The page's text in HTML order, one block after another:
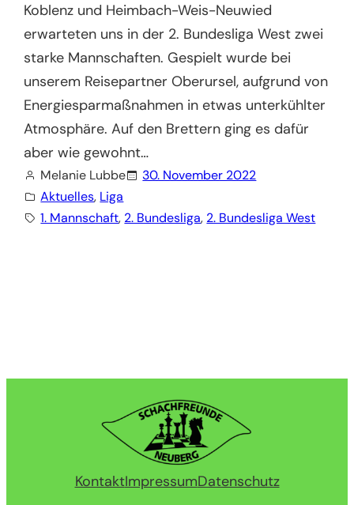
Koblenz und Heimbach-Weis-Neuwied
erwarteten uns in der 2. Bundesliga West zwei
starke Mannschaften. Gespielt wurde bei
unserem Reisepartner Oberursel, aufgrund von
Energiesparmaßnahmen in etwas unterkühlter
Atmosphäre. Auf den Brettern ging es dafür
aber wie gewohnt…
Melanie Lubbe
30. November 2022
Aktuelles, Liga
1. Mannschaft, 2. Bundesliga, 2. Bundesliga West
KontaktImpressumDatenschutz